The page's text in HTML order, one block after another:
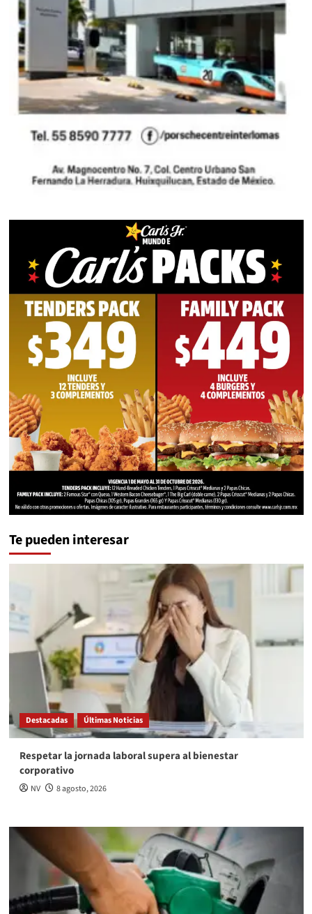
Te pueden interesar
Destacadas Últimas Noticias
Respetar la jornada laboral supera al bienestar
corporativo
NV 8 agosto, 2026